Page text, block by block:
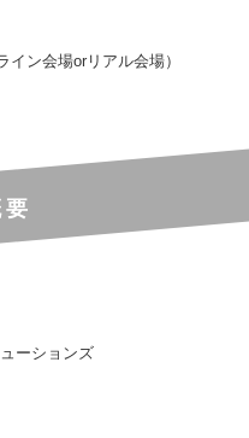
ン会場orリアル会場）
ーションズ